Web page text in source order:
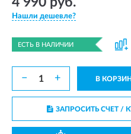
Нашли дешевле?
ЕСТЬ В НАЛИЧИИ
− + В
ЗАПРОСИТЬ СЧЕТ /